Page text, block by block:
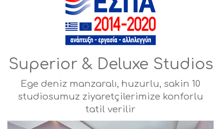
Superior & Deluxe Studios
Ege deniz manzaralı, huzurlu, sakin 10
studiosumuz ziyaretçilerimize konforlu
tatil verilir